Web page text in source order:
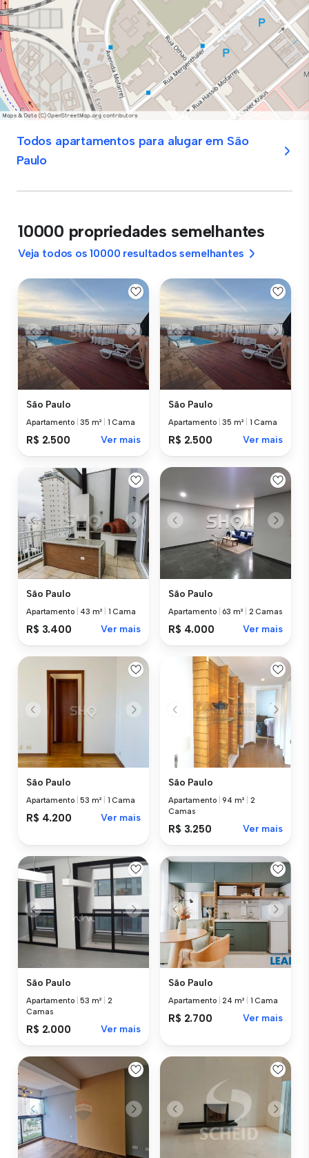
Todos apartamentos para alugar em São
Paulo
10000 propriedades semelhantes
Veja todos os 10000 resultados semelhantes
São Paulo
Apartamento |35 m² 1 Cama
R$ 2.500 Ver mais
São Paulo
Apartamento |35 m² 1 Cama
R$ 2.500 Ver mais
São Paulo
Apartamento 43 m² 1 Cama
R$ 3.400 Ver mais
São Paulo
Apartamento 63 m² 2 Camas
R$ 4.000 Ver mais
São Paulo
Apartamento |53 m² 1 Cama
R$ 4.200 Ver mais
São Paulo
Apartamento |94 m²
2
Camas
R$ 3.250 Ver mais
São Paulo
Apartamento |53 m²
2
Camas
R$ 2.000 Ver mais
São Paulo
Apartamento |24 m² 1 Cama
R$ 2.700 Ver mais